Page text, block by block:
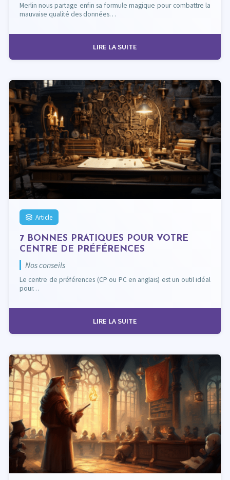
Merlin nous partage enfin sa formule magique pour combattre la
mauvaise qualité des données…
LIRE LA SUITE
Article
7 BONNES PRATIQUES POUR VOTRE
CENTRE DE PRÉFÉRENCES
Nos conseils
Le centre de préférences (CP ou PC en anglais) est un outil idéal
pour…
LIRE LA SUITE